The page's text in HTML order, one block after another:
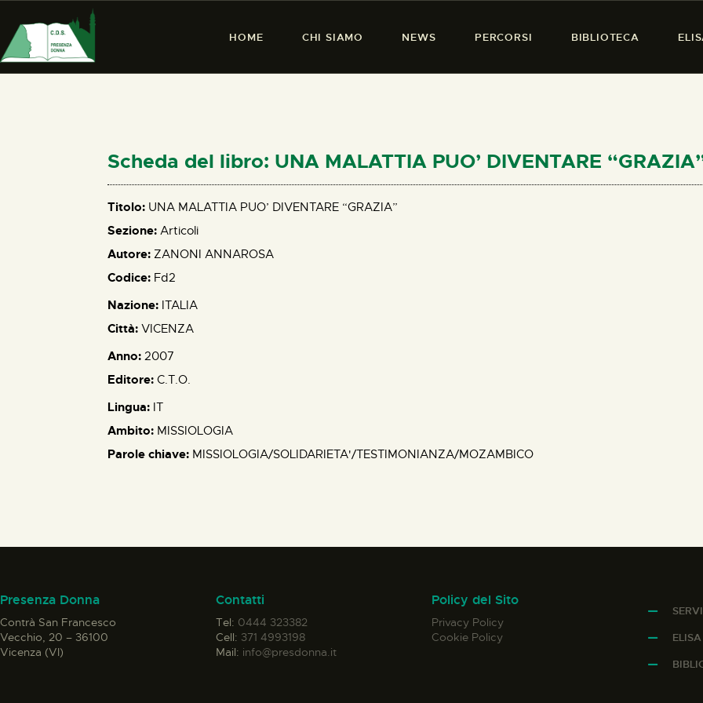
HOME CHI SIAMO NEWS PERCORSI BIBLIOTECA
PRESENZA DONNA
PERCORSI
BIBLIOTECA
Scheda del libro: UNA MALATTIA PUO’ DIVENTARE
Titolo: UNA MALATTIA PUO’ DIVENTARE “GRAZIA”
Sezione: Articoli
Autore: ZANONI ANNAROSA
Codice: Fd2
Nazione: ITALIA
Città: VICENZA
Anno: 2007
Editore: C.T.O.
Lingua: IT
Ambito: MISSIOLOGIA
Parole chiave: MISSIOLOGIA/SOLIDARIETA'/TESTIMONIANZA/MOZAMBICO
Presenza Donna
Contrà San Francesco
Vecchio, 20 – 36100
Vicenza (VI)
Contatti
Tel: 0444 323382
Cell: 371 4993198
Mail: info@presdonna.it
Policy del Sito
Privacy Policy
Cookie Policy